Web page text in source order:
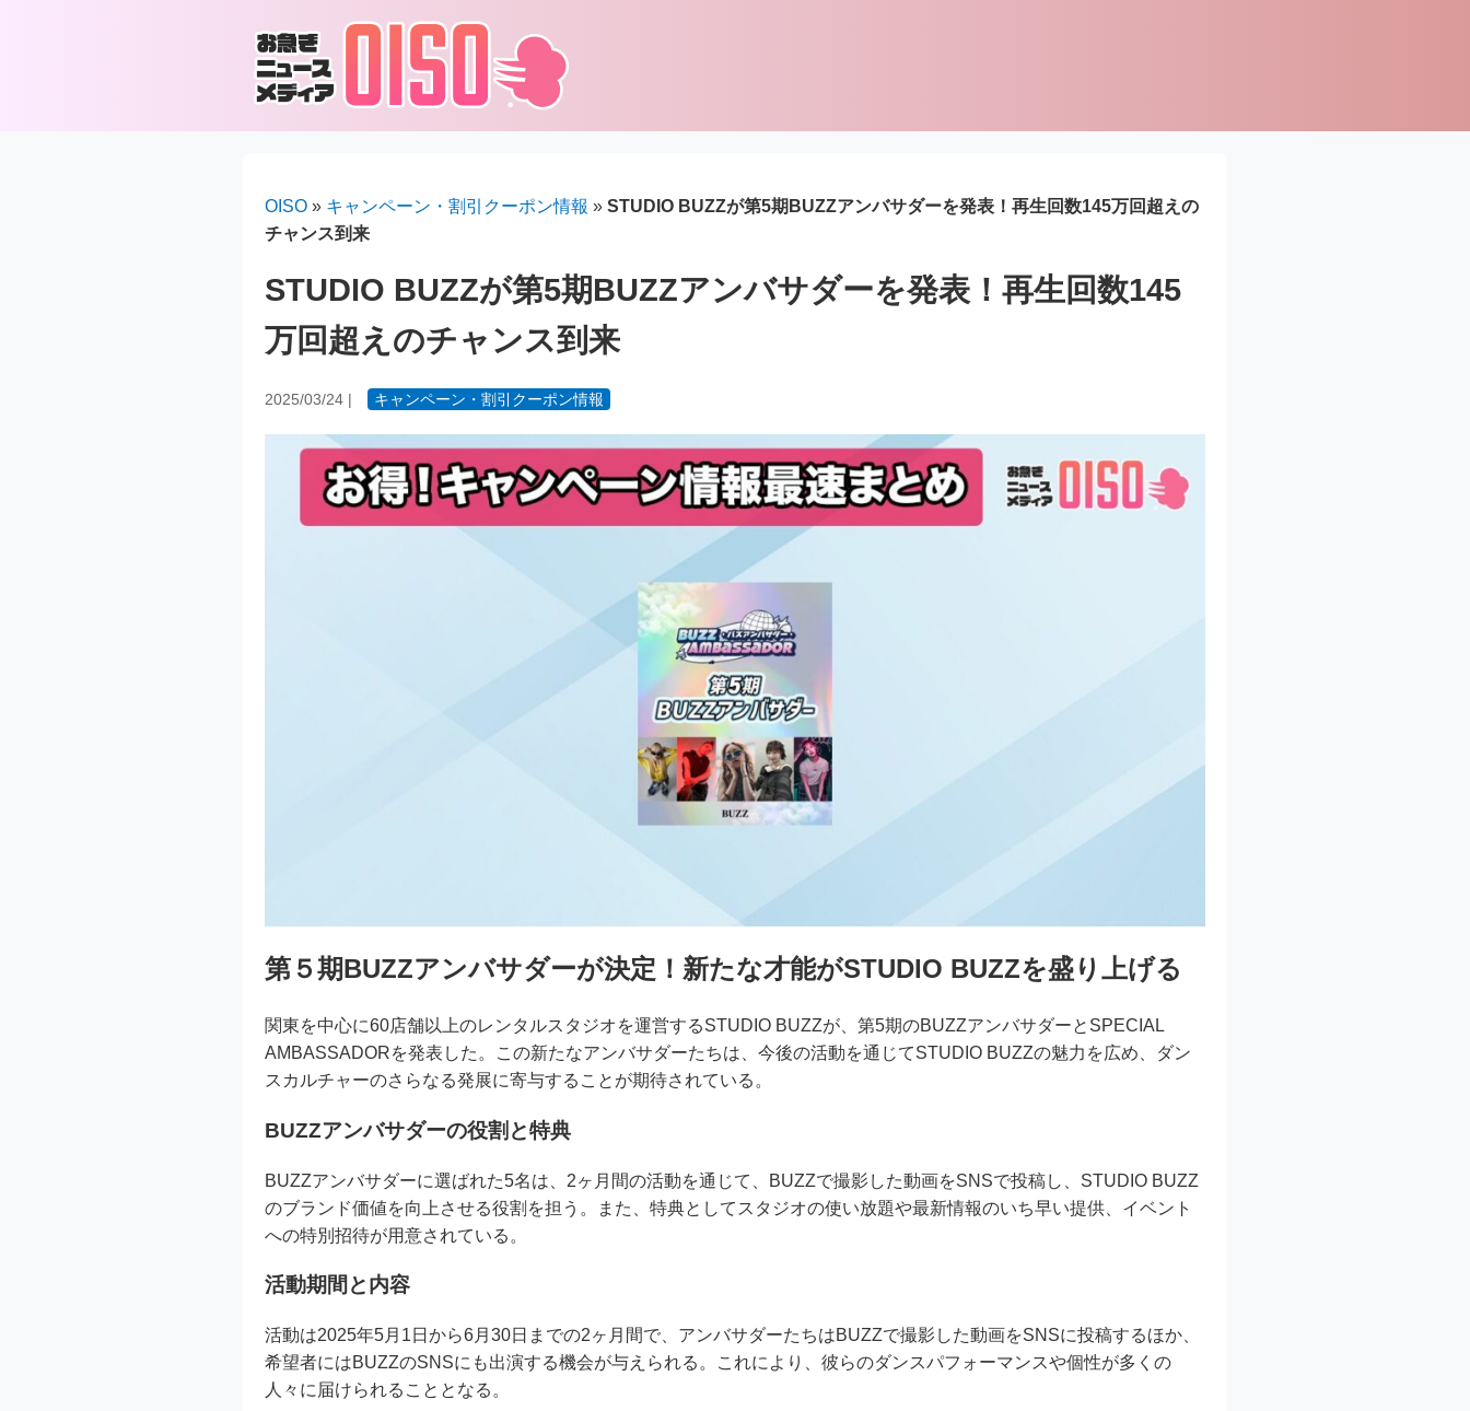
OISO » キャンペーン・割引クーポン情報 » STUDIO BUZZが第5期BUZZアンバサダーを発表！再生回数145万回超えの
チャンス到来
STUDIO BUZZが第5期BUZZアンバサダーを発表！再生回数145
万回超えのチャンス到来
2025/03/24 | キャンペーン・割引クーポン情報
第５期BUZZアンバサダーが決定！新たな才能がSTUDIO BUZZを盛り上げる
関東を中心に60店舗以上のレンタルスタジオを運営するSTUDIO BUZZが、第5期のBUZZアンバサダーとSPECIAL
AMBASSADORを発表した。この新たなアンバサダーたちは、今後の活動を通じてSTUDIO BUZZの魅力を広め、ダン
スカルチャーのさらなる発展に寄与することが期待されている。
BUZZアンバサダーの役割と特典
BUZZアンバサダーに選ばれた5名は、2ヶ月間の活動を通じて、BUZZで撮影した動画をSNSで投稿し、STUDIO BUZZ
のブランド価値を向上させる役割を担う。また、特典としてスタジオの使い放題や最新情報のいち早い提供、イベント
への特別招待が用意されている。
活動期間と内容
活動は2025年5月1日から6月30日までの2ヶ月間で、アンバサダーたちはBUZZで撮影した動画をSNSに投稿するほか、
希望者にはBUZZのSNSにも出演する機会が与えられる。これにより、彼らのダンスパフォーマンスや個性が多くの
人々に届けられることとなる。